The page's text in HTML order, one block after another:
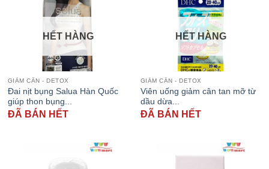
HẾT HÀNG
GIẢM CÂN - DETOX
Đai nịt bụng Salua Hàn Quốc
giúp thon bụng...
ĐÃ BÁN HẾT
HẾT HÀNG
GIẢM CÂN - DETOX
Viên uống giảm cân tan mỡ từ
dầu dừa...
ĐÃ BÁN HẾT